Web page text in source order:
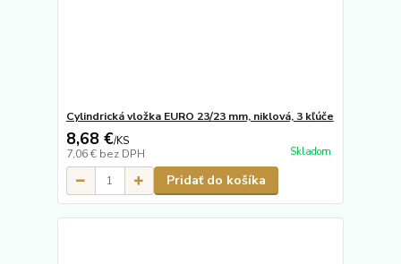
Cylindrická vložka EURO 23/23 mm, niklová, 3 kľúče
8,68 €/KS
7,06 € bez DPH Skladom
Pridať do košíka